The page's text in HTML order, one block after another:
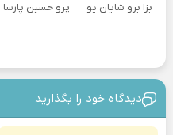
بزا برو شایان یو پرو حسین پارسا
دیدگاه خود را بگذارید